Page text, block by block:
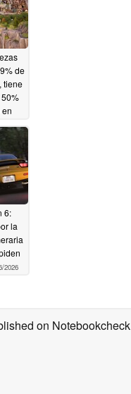
de
tiene
6:
la
2026
on Notebookcheck